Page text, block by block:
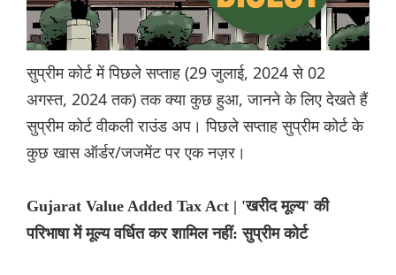
सुप्रीम कोर्ट में पिछले सप्ताह (29 जुलाई, 2024 से 02
अगस्त, 2024 तक) तक क्या कुछ हुआ, जानने के लिए देखते हैं
सुप्रीम कोर्ट वीकली राउंड अप। पिछले सप्ताह सुप्रीम कोर्ट के
कुछ खास ऑर्डर/जजमेंट पर एक नज़र।
Gujarat Value Added Tax Act | 'खरीद मूल्य' की
परिभाषा में मूल्य वर्धित कर शामिल नहीं: सुप्रीम कोर्ट